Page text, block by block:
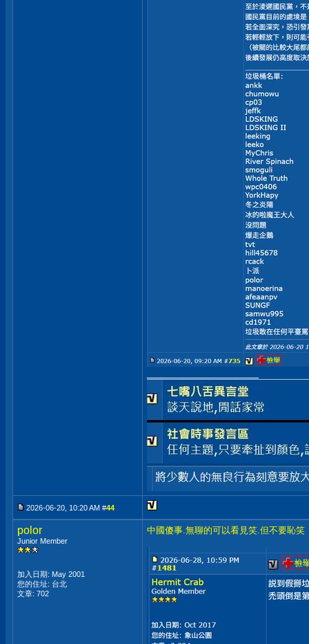
2026-06-20, 10:20 AM #44
polor
Junior Member
加入日期: May 2001
您的住址: 台北
文章: 702
中國傻事.無聊的可以看見笑.但不要恥笑